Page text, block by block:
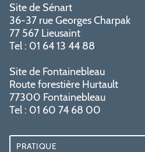
Site de Sénart
36-37 rue Georges Charpak
77 567 Lieusaint
Tel : 01 64 13 44 88
Site de Fontainebleau
Route forestière Hurtault
77300 Fontainebleau
Tel : 01 60 74 68 00
PRATIQUE